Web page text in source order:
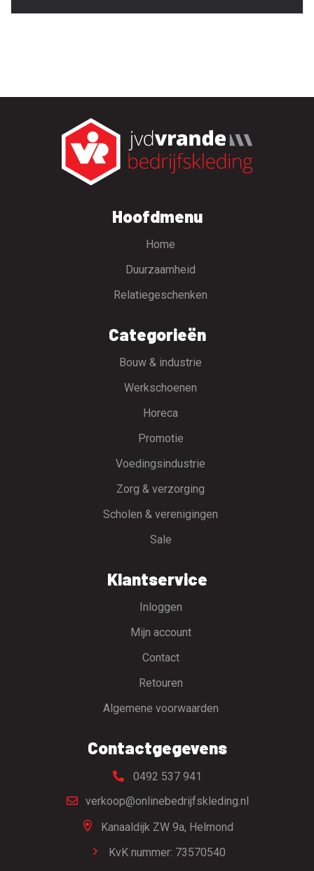
Hoofdmenu
Home
Duurzaamheid
Relatiegeschenken
Categorieën
Bouw & industrie
Werkschoenen
Horeca
Promotie
Voedingsindustrie
Zorg & verzorging
Scholen & verenigingen
Sale
Klantservice
Inloggen
Mijn account
Contact
Retouren
Algemene voorwaarden
Contactgegevens
0492 537 941
verkoop@onlinebedrijfskleding.nl
Kanaaldijk ZW 9a, Helmond
KvK nummer: 73570540